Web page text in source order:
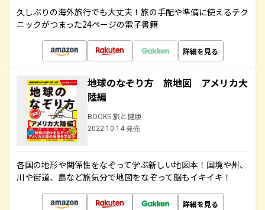
久しぶりの海外旅行でも大丈夫！旅の手配や準備に使えるテク
ニックがつまった24ページの電子書籍
詳細を見る
地球のなぞり方 旅地図 アメリカ大
陸編
BOOKS 旅と健康
2022.10.14 発売
各国の地形や関係性をなぞって学ぶ新しい地図本！国境や州、
川や街道、島など旅気分で地図をなぞって脳もイキイキ！
詳細を見る